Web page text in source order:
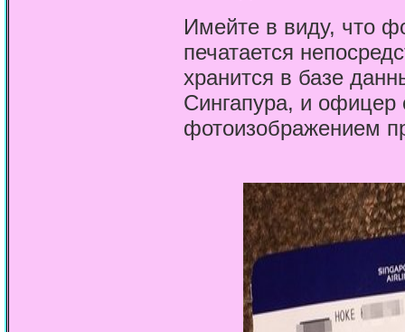
Имейте в виду, что
печатается
хранится в базе
Сингапура, и офицер
фотоизображением